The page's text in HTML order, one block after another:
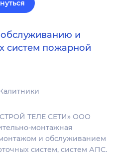
и
систем пожарной
ТЕЛЕ СЕТИ» ООО
монтажная
и обслуживанием
систем, систем АПС.